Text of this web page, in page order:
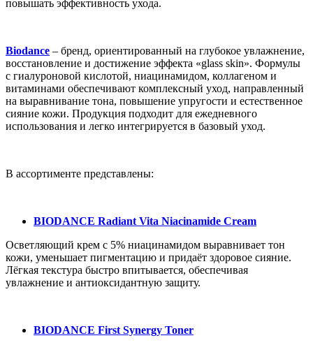
повышать эффективность ухода.
Biodance – бренд, ориентированный на глубокое увлажнение,
восстановление и достижение эффекта «glass skin». Формулы
с гиалуроновой кислотой, ниацинамидом, коллагеном и
витаминами обеспечивают комплексный уход, направленный
на выравнивание тона, повышение упругости и естественное
сияние кожи. Продукция подходит для ежедневного
использования и легко интегрируется в базовый уход.
В ассортименте представлены:
BIODANCE Radiant Vita Niacinamide Cream
Осветляющий крем с 5% ниацинамидом выравнивает тон
кожи, уменьшает пигментацию и придаёт здоровое сияние.
Лёгкая текстура быстро впитывается, обеспечивая
увлажнение и антиоксидантную защиту.
BIODANCE First Synergy Toner